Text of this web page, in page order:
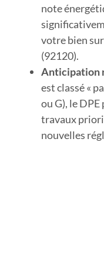
note
votre bien
(92120).
Anticipation
est classé «
ou G), le
travaux
nouvelles